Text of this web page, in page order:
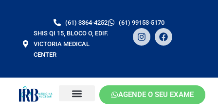
(61) 3364-4252
(61) 99153-5170
SHIS QI 15, BLOCO O, EDIF.
VICTORIA MEDICAL
CENTER
I
n
s
g
r
a
F
a
c
o
o
k
AGENDE O SEU EXAME